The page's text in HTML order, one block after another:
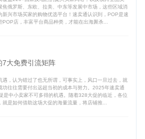
焦俄罗斯、东欧、拉美、中东等发展中市场，这些区域消
新兴市场买家的购物优选平台！速卖通认识到，POP是速
店，丰富平台商品种类，才能在出海厮杀...
7大免费引流矩阵
遇，认为错过了也无所谓，可事实上，风口一旦过去，就
功往往需要付出远超当初的成本与努力。2025年速卖通
是中小卖家不可多得的机遇。随着328大促的临近，各位
是如何借助这场大促的海量流量，将店铺推...